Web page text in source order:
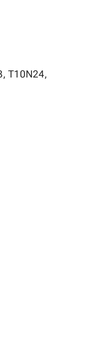
T10N24,